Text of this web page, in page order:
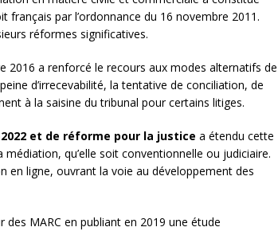
par l’ordonnance du 16 novembre 2011.
réformes significatives.
2016 a renforcé le recours aux modes alternatifs de
d’irrecevabilité, la tentative de conciliation, de
à la saisine du tribunal pour certains litiges.
et de réforme pour la justice a étendu cette
qu’elle soit conventionnelle ou judiciaire.
en ligne, ouvrant la voie au développement des
MARC en publiant en 2019 une étude